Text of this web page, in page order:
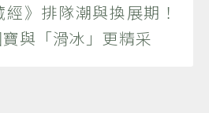
》排隊潮與換展期！
與「滑冰」更精采